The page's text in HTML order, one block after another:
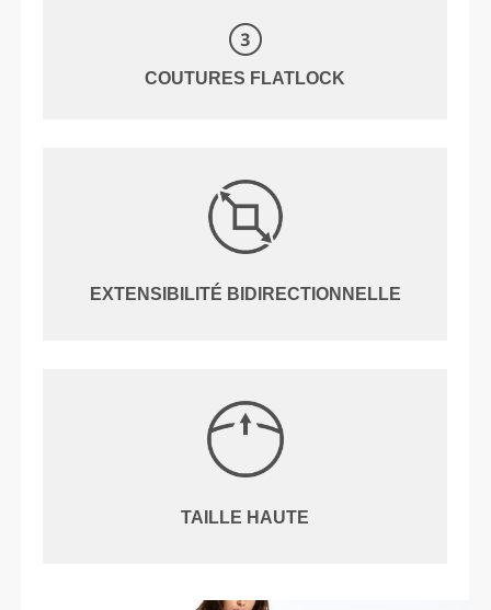
COUTURES FLATLOCK
EXTENSIBILITÉ BIDIRECTIONNELLE
TAILLE HAUTE